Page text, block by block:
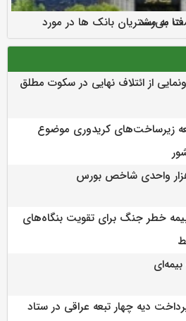
ایران از اقدامات مدیرعامل بیمه
به مشتریان بانک ها در مورد
از ائتلاف‌ نهایی در سکوت مطلق
زیرساخت‌های کریدوری موضوع
خطر جنگ برای تقویت بنگاه‌های
دیه چهار تبعه عراقی در ستاد